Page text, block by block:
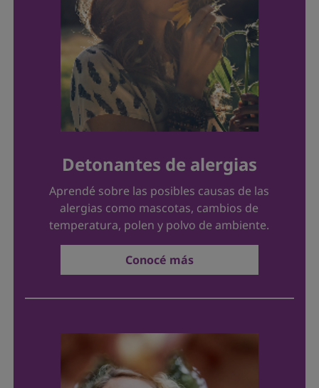
Detonantes de alergias
Aprendé sobre las posibles causas de las
alergias como mascotas, cambios de
temperatura, polen y polvo de ambiente.
Conocé más